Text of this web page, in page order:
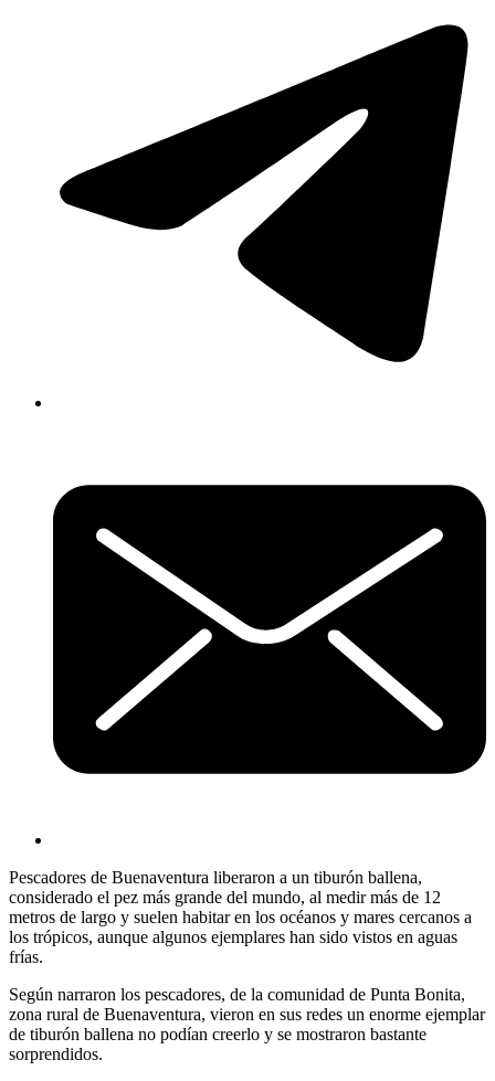
Pescadores de Buenaventura liberaron a un tiburón ballena,
considerado el pez más grande del mundo, al medir más de 12
metros de largo y suelen habitar en los océanos y mares cercanos a
los trópicos, aunque algunos ejemplares han sido vistos en aguas
frías.
Según narraron los pescadores, de la comunidad de Punta Bonita,
zona rural de Buenaventura, vieron en sus redes un enorme ejemplar
de tiburón ballena no podían creerlo y se mostraron bastante
sorprendidos.